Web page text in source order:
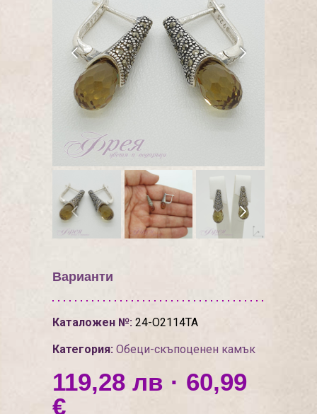
Варианти
Каталожен №: 24-О2114ТА
Категория: Обеци-скъпоценен камък
119,28 лв · 60,99
€